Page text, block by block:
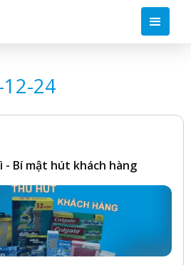
24
- Bí mật hút khách hàng